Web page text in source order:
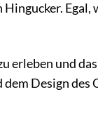
erleben und
Design des